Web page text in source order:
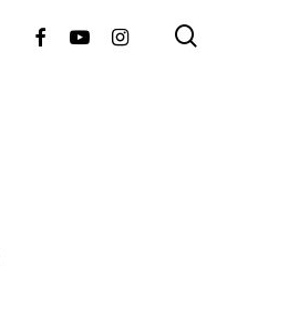
FacebookYoutubeInstagram